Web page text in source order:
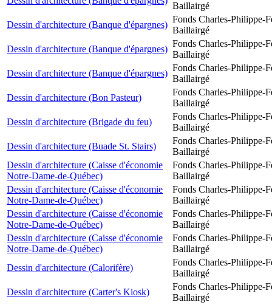
Baillairgé
Dessin d'architecture (Banque d'épargnes)
Fonds Charles-Philippe-
Baillairgé
Dessin d'architecture (Banque d'épargnes)
Fonds Charles-Philippe-
Baillairgé
Dessin d'architecture (Banque d'épargnes)
Fonds Charles-Philippe-
Baillairgé
Dessin d'architecture (Bon Pasteur)
Fonds Charles-Philippe-
Baillairgé
Dessin d'architecture (Brigade du feu)
Fonds Charles-Philippe-
Baillairgé
Dessin d'architecture (Buade St. Stairs)
Fonds Charles-Philippe-
Baillairgé
Dessin d'architecture (Caisse d'économie
Notre-Dame-de-Québec)
Fonds Charles-Philippe-
Baillairgé
Dessin d'architecture (Caisse d'économie
Notre-Dame-de-Québec)
Fonds Charles-Philippe-
Baillairgé
Dessin d'architecture (Caisse d'économie
Notre-Dame-de-Québec)
Fonds Charles-Philippe-
Baillairgé
Dessin d'architecture (Caisse d'économie
Notre-Dame-de-Québec)
Fonds Charles-Philippe-
Baillairgé
Dessin d'architecture (Calorifère)
Fonds Charles-Philippe-
Baillairgé
Dessin d'architecture (Carter's Kiosk)
Fonds Charles-Philippe-
Baillairgé